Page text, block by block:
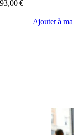
93,00 €
Ajouter à ma